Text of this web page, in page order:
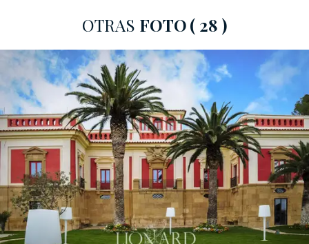
Externamente, un jardín de unos 4.500 m2 rodea a
todo el palacio, embellecido con palmeras, senderos
adoquinados y deliciosas áreas para el relax donde
poder leer un buen libro en compañía de un buen café.
OTRAS FOTO( 28 )